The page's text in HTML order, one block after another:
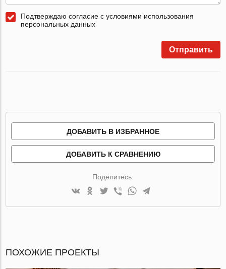
Подтверждаю согласие с условиями использования
персональных данных
Отправить
ДОБАВИТЬ В ИЗБРАННОЕ
ДОБАВИТЬ К СРАВНЕНИЮ
Поделитесь:
ПОХОЖИЕ ПРОЕКТЫ